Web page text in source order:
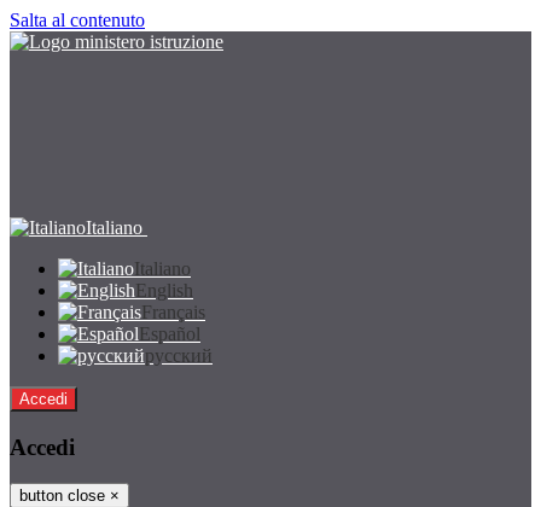
Salta al contenuto
Italiano
Italiano
English
Français
Español
русский
Accedi
Accedi
button close ×